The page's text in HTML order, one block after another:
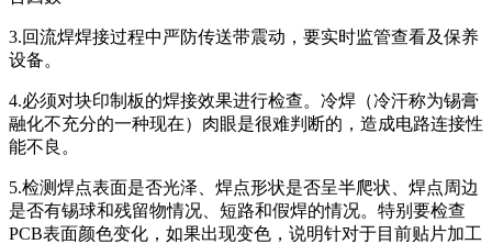
3.回流焊焊接过程中严防传送带震动，要实时监管查看及保养
设备。
4.必须对块印制板的焊接效果进行检查。冷焊（冷汗称为锡膏
融化不充分的一种现在）肉眼是很难判断的，造成电路连接性
能不良。
5.检测焊点表面是否光泽、焊点形状是否呈半爬状、焊点周边
是否有锡球和残留物情况、短路和假焊的情况。特别要检查
PCB表面颜色变化，如果出现变色，说明针对于目前贴片加工